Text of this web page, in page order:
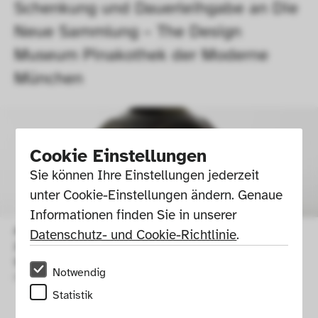
Cookie Einstellungen
Sie können Ihre Einstellungen jederzeit
unter Cookie-Einstellungen ändern. Genaue
Informationen finden Sie in unserer
Datenschutz- und Cookie-Richtlinie.
Notwendig
Statistik
Schenkung und Dauerleihgabe an Die
Neue Sammlung – The Design
Museum Pinakothek der Moderne
München
Azolina MaMncube Ngema, Biergefäß, Mitte 20. Jh., Südafrika /
Zulu, in der Ausstellung, Afrikanische Keramik aus der
Sammlung S.K.H. Herzog Franz von Bayern, 2018.
Foto: Die Neue Sammlung (A. Laurenzo)